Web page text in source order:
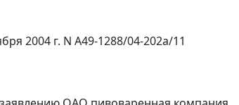
2004 г. N А49-1288/04-202а/11